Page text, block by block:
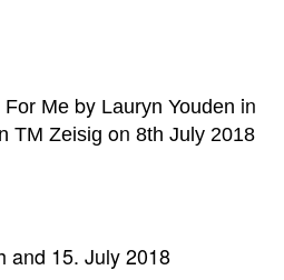
For Me by Lauryn Youden in
TM Zeisig on 8th July 2018
and 15. July 2018